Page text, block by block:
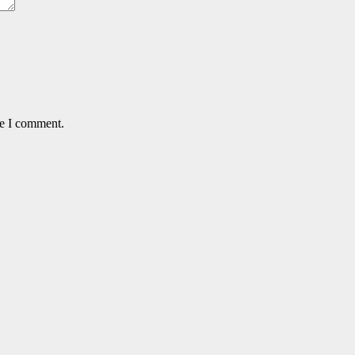
I comment.